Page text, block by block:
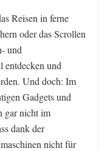
Reisen in ferne
oder das Scrollen
und
entdecken und
Und doch: Im
Gadgets und
gar nicht im
dank der
nicht für